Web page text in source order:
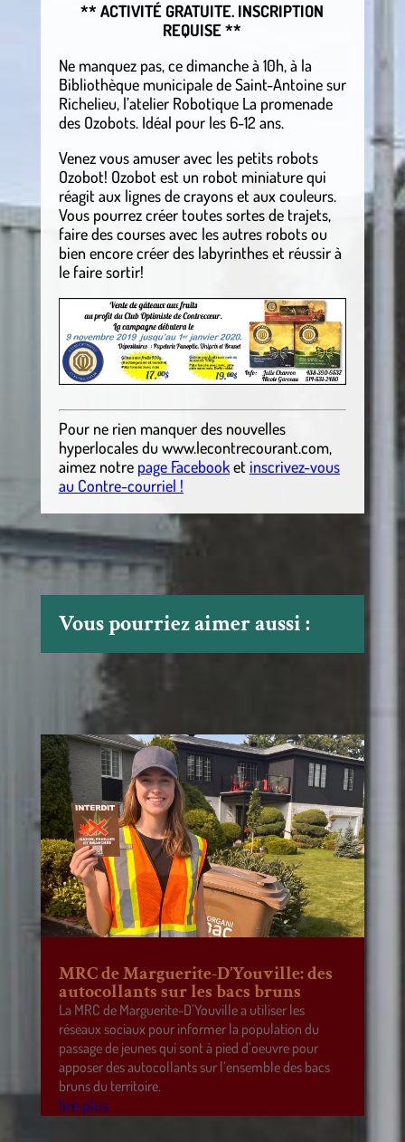
** ACTIVITÉ GRATUITE. INSCRIPTION
REQUISE **
Ne manquez pas, ce dimanche à 10h, à la
Bibliothèque municipale de Saint-Antoine sur
Richelieu, l’atelier Robotique La promenade
des Ozobots. Idéal pour les 6-12 ans.
Venez vous amuser avec les petits robots
Ozobot! Ozobot est un robot miniature qui
réagit aux lignes de crayons et aux couleurs.
Vous pourrez créer toutes sortes de trajets,
faire des courses avec les autres robots ou
bien encore créer des labyrinthes et réussir à
le faire sortir!
Pour ne rien manquer des nouvelles
hyperlocalesdu www.lecontrecourant.com,
aimez notre page Facebooket inscrivez-vous
au Contre-courriel !
Vous pourriez aimer aussi :
MRC de Marguerite-D’Youville: des
autocollants sur les bacs bruns
La MRC de Marguerite-D’Youville a utiliser les
réseaux sociaux pour informer la population du
passage de jeunes qui sont à pied d’oeuvre pour
apposer des autocollants sur l’ensemble des bacs
bruns du territoire.
lire plus